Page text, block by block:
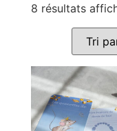
8 résultats